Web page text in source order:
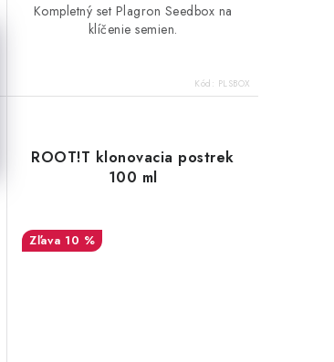
Kompletný set Plagron Seedbox na
klíčenie semien.
Kód: PLSBOX
ROOT!T klonovacia postrek
100 ml
10 %